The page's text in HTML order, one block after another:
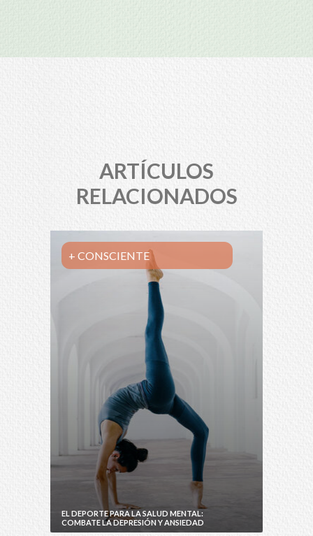
ARTÍCULOS
RELACIONADOS
+ CONSCIENTE
EL DEPORTE PARA LA SALUD MENTAL:
COMBATE LA DEPRESIÓN Y ANSIEDAD